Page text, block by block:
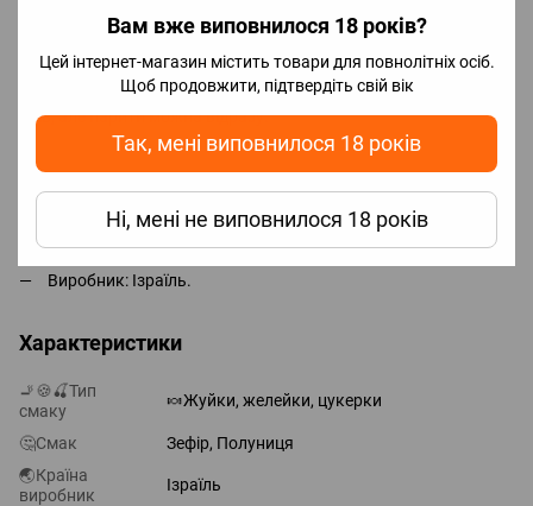
Вам вже виповнилося 18 років?
Цей інтернет-магазин містить товари для повнолітніх осіб.
Щоб продовжити, підтвердіть свій вік
Так, мені виповнилося 18 років
Ні, мені не виповнилося 18 років
якщо додати весь, отримаємо 50 мг (5%).
Для досягнення максимального смаку необхідно почекати 2-5
днів, але парити можна відразу.
Об'єм: 30 мл;
Нікотин: сольовий 50 mg (5%);
Виробник: Ізраїль.
Характеристики
🚬🍪🍒Тип
смаку
🍬Жуйки, желейки, цукерки
🤔Смак
Зефір, Полуниця
🌏Країна
виробник
Ізраїль